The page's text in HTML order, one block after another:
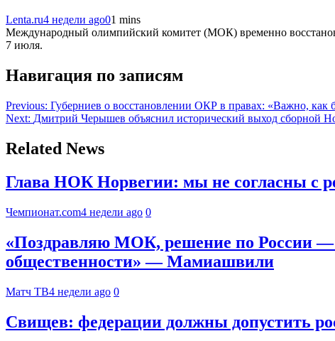
Lenta.ru4 недели ago01 mins
Международный олимпийский комитет (МОК) временно
7 июля.
Навигация по записям
Previous: Губерниев о восстановлении ОКР в правах: «Важно,
Next: Дмитрий Черышев объяснил исторический выход сборной
Related News
Глава НОК Норвегии: мы не согласны с
Чемпионат.com4 недели ago 0
«Поздравляю МОК, решение по России —
общественности» — Мамиашвили
Матч ТВ4 недели ago 0
Свищев: федерации должны допустить